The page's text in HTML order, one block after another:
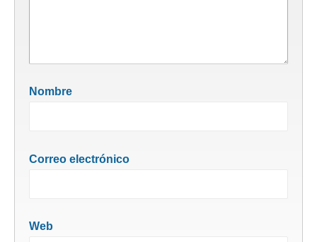
Nombre
Correo electrónico
Web